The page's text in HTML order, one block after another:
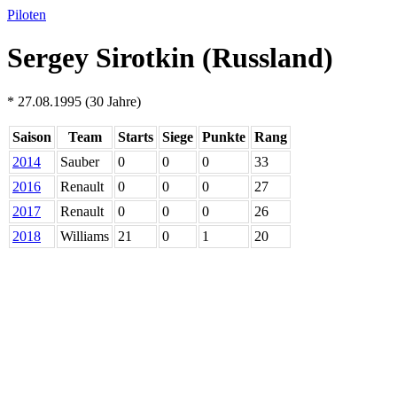
Piloten
Sergey Sirotkin (Russland)
* 27.08.1995 (30 Jahre)
Saison Team Starts Siege Punkte Rang
2014
Sauber 0 0 0
33
2016
Renault 0 0 0
27
2017
Renault 0 0 0
26
2018
Williams 21 0 1 20